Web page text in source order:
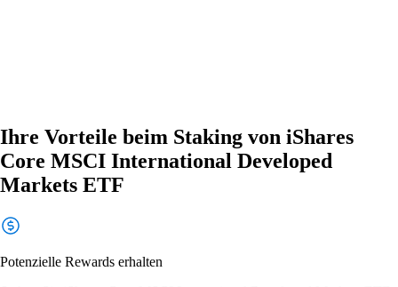
Ihre Vorteile beim Staking von iShares
Core MSCI International Developed
Markets ETF
Potenzielle Rewards erhalten